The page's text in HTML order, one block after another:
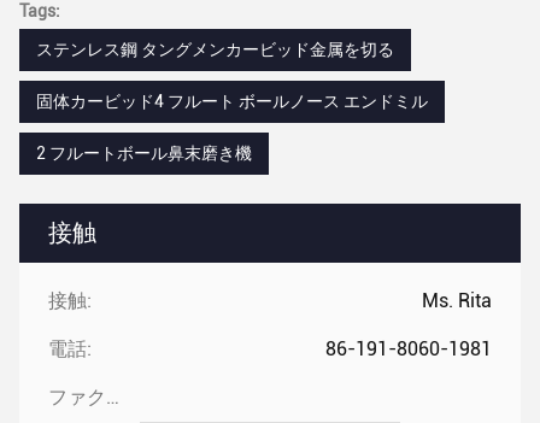
接触
接触: Ms. Rita
電話: 86-191-8060-1981
ファクシミリ:
Tags:
ステンレス鋼 タングメンカービッド金属を切る
固体カービッド4 フルート ボールノース エンドミル
2 フルートボール鼻末磨き機